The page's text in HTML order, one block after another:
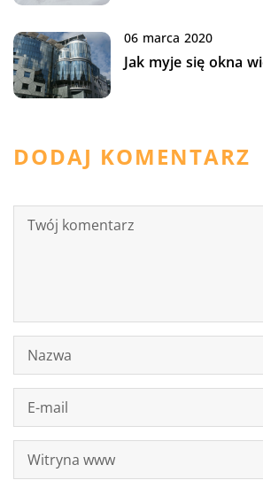
06 marca 2020
Jak myje się okna
DODAJ KOMENTARZ